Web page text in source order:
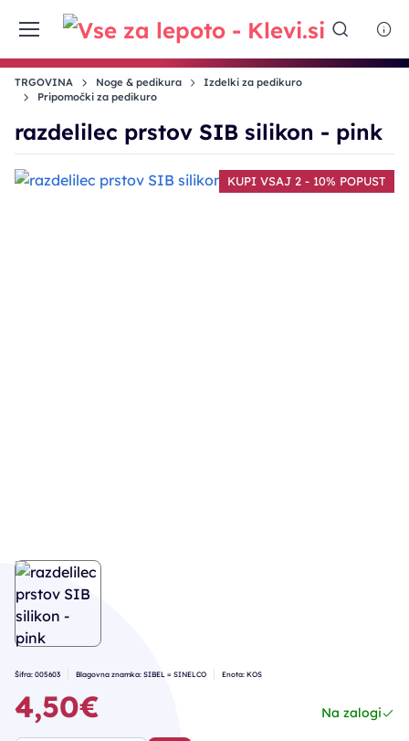
TRGOVINA Noge & pedikura
Izdelki za pedikuro
Pripomočki za pedikuro
razdelilec prstov SIB silikon - pink
KUPI VSAJ 2 - 10% POPUST
Šifra: 005603 Blagovna znamka: SIBEL = SINELCO Enota: KOS
4,50€ Na zalogi